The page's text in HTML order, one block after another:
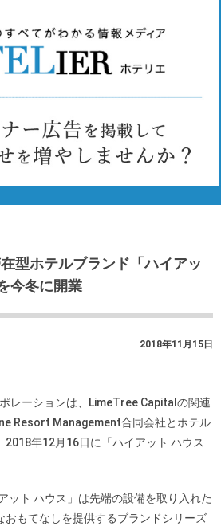
型ホテルブランド「ハイアッ
今冬に開業
2018年11月15日
レーションは、LimeTree Capitalの関連
Resort Management合同会社とホテル
2018年12月16日に「ハイアット ハウス
ット ハウス」は先端の設備を取り入れた
おもてなしを提供するブランドシリーズ